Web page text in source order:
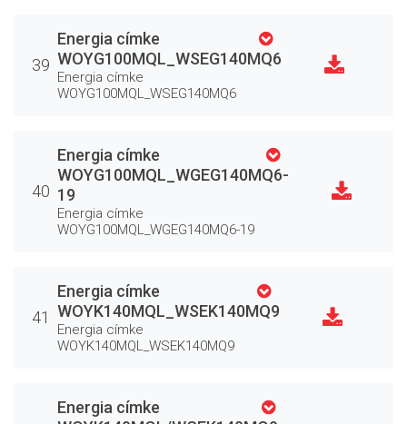
39
Energia címke
WOYG100MQL_WSEG140MQ6
Energia címke
WOYG100MQL_WSEG140MQ6
40
Energia címke
WOYG100MQL_WGEG140MQ6-
19
Energia címke
WOYG100MQL_WGEG140MQ6-19
41
Energia címke
WOYK140MQL_WSEK140MQ9
Energia címke
WOYK140MQL_WSEK140MQ9
Energia címke